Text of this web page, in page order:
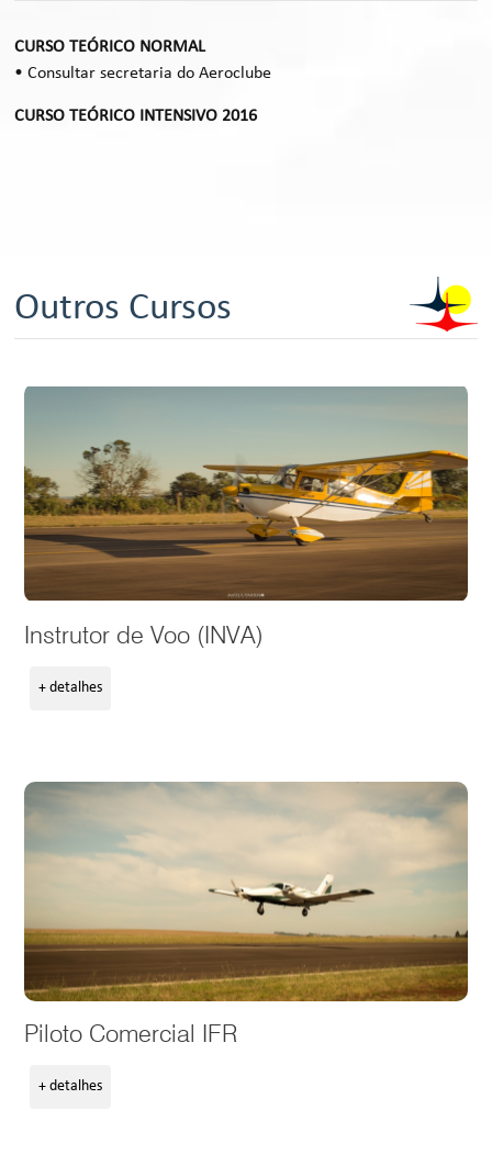
CURSO TEÓRICO NORMAL
• Consultar secretaria do Aeroclube
CURSO TEÓRICO INTENSIVO 2016
Outros Cursos
Instrutor de Voo (INVA)
+ detalhes
Piloto Comercial IFR
+ detalhes